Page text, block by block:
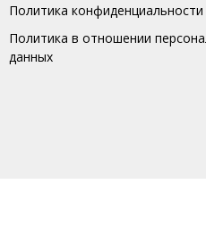
Политика конфиденциальности
Политика в отношении
данных